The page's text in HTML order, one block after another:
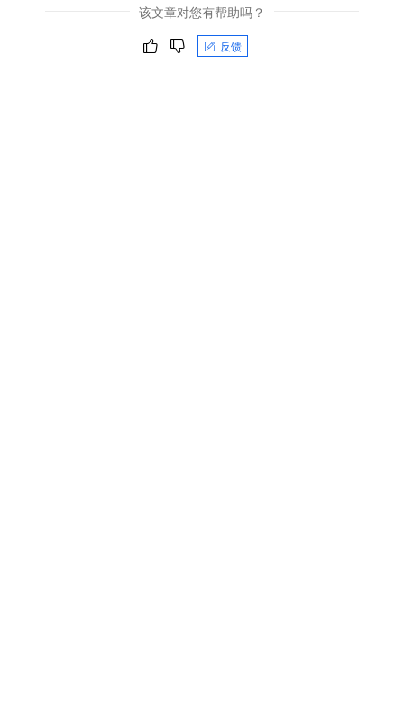
该文章对您有帮助吗？
反馈